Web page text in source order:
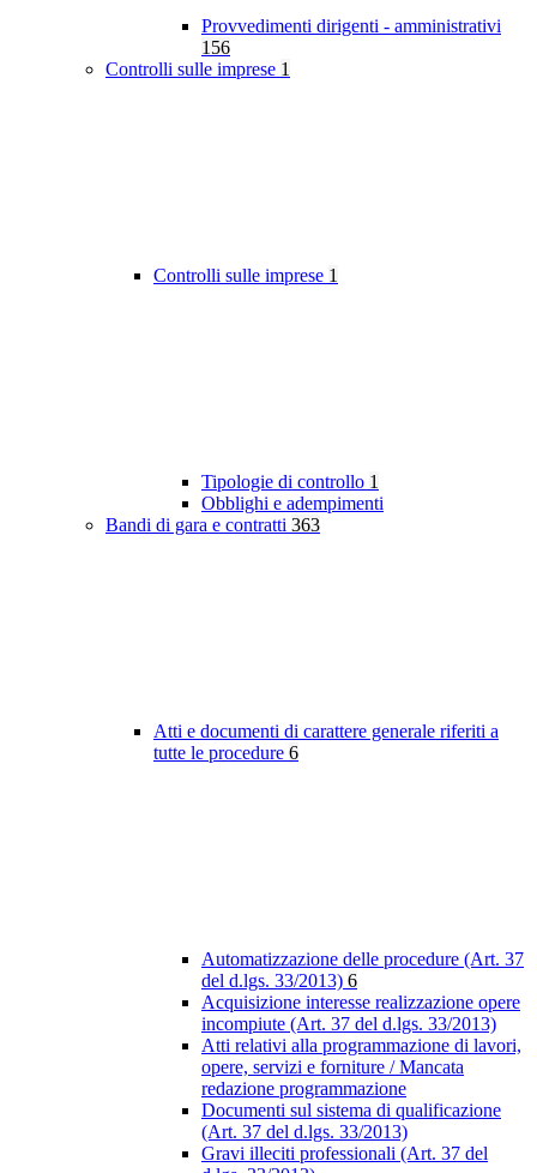
Provvedimenti dirigenti - amministrativi
156
Controlli sulle imprese 1
Controlli sulle imprese 1
Tipologie di controllo 1
Obblighi e adempimenti
Bandi di gara e contratti 363
Atti e documenti di carattere generale riferiti a
tutte le procedure 6
Automatizzazione delle procedure (Art. 37
del d.lgs. 33/2013) 6
Acquisizione interesse realizzazione opere
incompiute (Art. 37 del d.lgs. 33/2013)
Atti relativi alla programmazione di lavori,
opere, servizi e forniture / Mancata
redazione programmazione
Documenti sul sistema di qualificazione
(Art. 37 del d.lgs. 33/2013)
Gravi illeciti professionali (Art. 37 del